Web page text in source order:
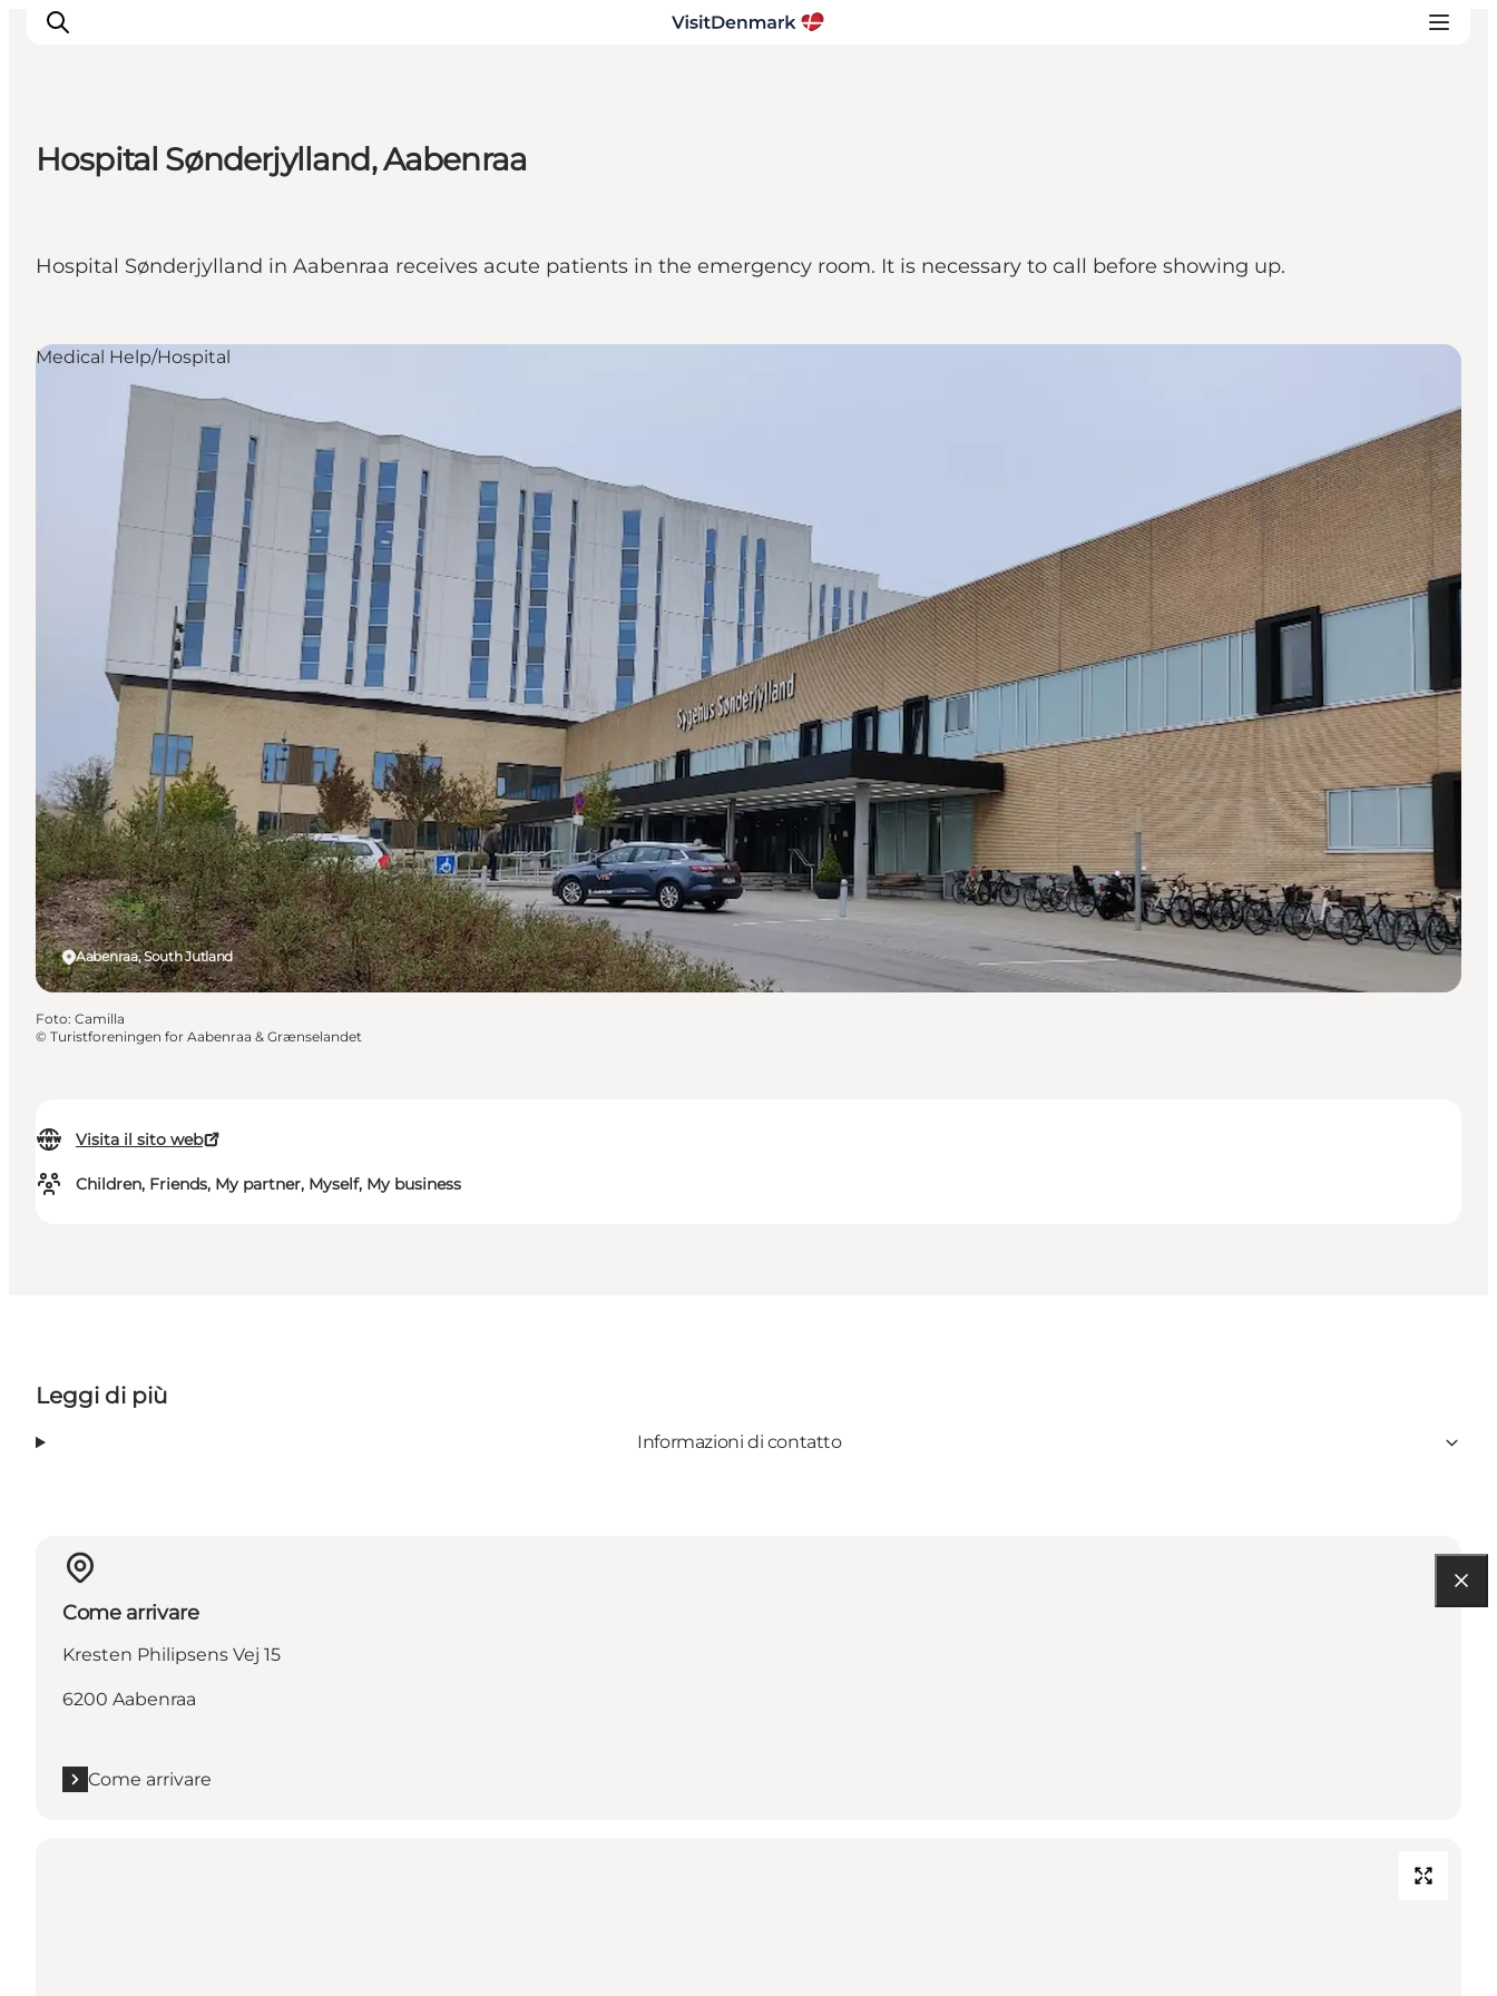
Cosa fare
Dove dormire
Hospital Sønderjylland, Aabenraa
Hospital Sønderjylland in Aabenraa receives acute patients in the emergency room. It is necessary to call before showing up.
Visita il sito web
Children, Friends, My partner, Myself, My business
Aabenraa, South Jutland
Medical Help/Hospital
Foto: Camilla
© Turistforeningen for Aabenraa & Grænselandet
Leggi di più
Informazioni di contatto
Come arrivare
Kresten Philipsens Vej 15
6200 Aabenraa
Come arrivare